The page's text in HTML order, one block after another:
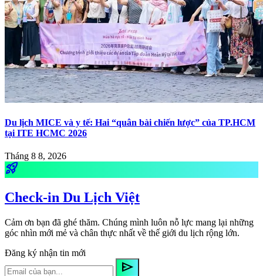
Du lịch MICE và y tế: Hai “quân bài chiến lược” của TP.HCM
tại ITE HCMC 2026
Tháng 8 8, 2026
rocket_launch
Check-in Du Lịch Việt
Cảm ơn bạn đã ghé thăm. Chúng mình luôn nỗ lực mang lại những
góc nhìn mới mẻ và chân thực nhất về thế giới du lịch rộng lớn.
Đăng ký nhận tin mới
send